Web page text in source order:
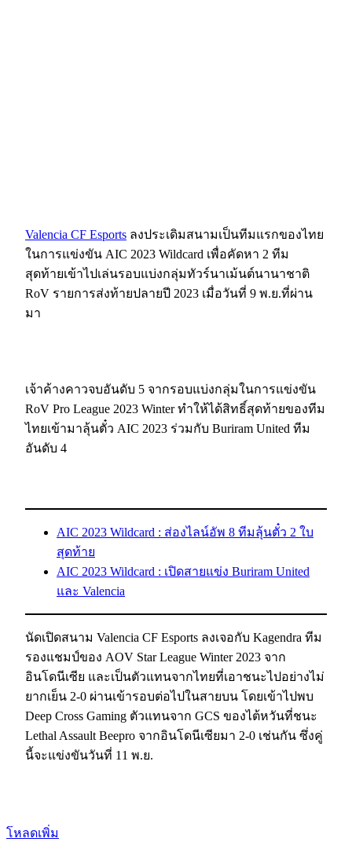
Valencia CF Esports ลงประเดิมสนามเป็นทีมแรกของไทย
ในการแข่งขัน AIC 2023 Wildcard เพื่อคัดหา 2 ทีม
สุดท้ายเข้าไปเล่นรอบแบ่งกลุ่มทัวร์นาเม้นต์นานาชาติ
RoV รายการส่งท้ายปลายปี 2023 เมื่อวันที่ 9 พ.ย.ที่ผ่าน
มา
เจ้าค้างคาวจบอันดับ 5 จากรอบแบ่งกลุ่มในการแข่งขัน
RoV Pro League 2023 Winter ทำให้ได้สิทธิ์สุดท้ายของทีม
ไทยเข้ามาลุ้นตั๋ว AIC 2023 ร่วมกับ Buriram United ทีม
อันดับ 4
AIC 2023 Wildcard : ส่องไลน์อัพ 8 ทีมลุ้นตั๋ว 2 ใบ
สุดท้าย
AIC 2023 Wildcard : เปิดสายแข่ง Buriram United
และ Valencia
นัดเปิดสนาม Valencia CF Esports ลงเจอกับ Kagendra ทีม
รองแชมป์ของ AOV Star League Winter 2023 จาก
อินโดนีเซีย และเป็นตัวแทนจากไทยที่เอาชนะไปอย่างไม่
ยากเย็น 2-0 ผ่านเข้ารอบต่อไปในสายบน โดยเข้าไปพบ
Deep Cross Gaming ตัวแทนจาก GCS ของไต้หวันที่ชนะ
Lethal Assault Beepro จากอินโดนีเซียมา 2-0 เช่นกัน ซึ่งคู่
นี้จะแข่งขันวันที่ 11 พ.ย.
โหลดเพิ่ม